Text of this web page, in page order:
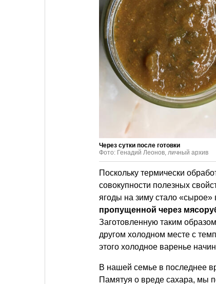
Через сутки после готовки
Фото: Генадий Леонов, личный архив
Поскольку термически
совокупности полезных
ягоды на зиму стало «сырое»
пропущенной через
Заготовленную таким образом
другом холодном месте с
этого холодное варенье
В нашей семье в последнее
Памятуя о вреде сахара, мы